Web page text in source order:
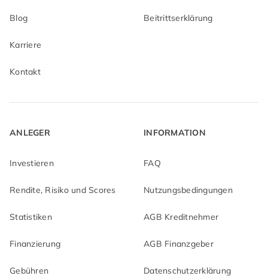
Blog
Karriere
Kontakt
Beitrittserklärung
ANLEGER
Investieren
Rendite, Risiko und Scores
Statistiken
Finanzierung
Gebühren
INFORMATION
FAQ
Nutzungsbedingungen
AGB Kreditnehmer
AGB Finanzgeber
Datenschutzerklärung